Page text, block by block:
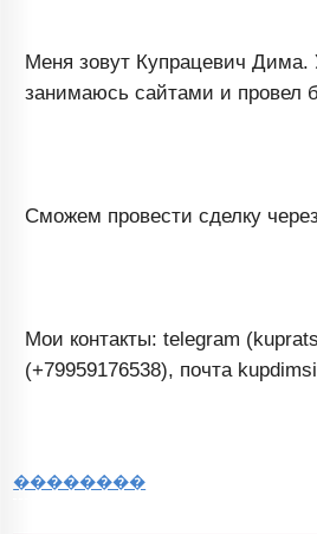
Меня зовут Купрацевич Дима.
занимаюсь сайтами и провел
Сможем провести сделку
Мои контакты: telegram
(+79959176538), почта
��������